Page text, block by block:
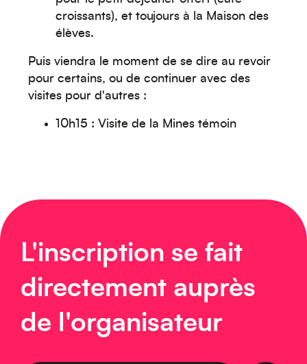
croissants), et toujours à la Maison des
élèves.
Puis viendra le moment de se dire au revoir
pour certains, ou de continuer avec des
visites pour d'autres :
10h15 : Visite de la Mines témoin
L'inscription se fait
directement auprès
de l'organisateur
Asie
Caraïbes